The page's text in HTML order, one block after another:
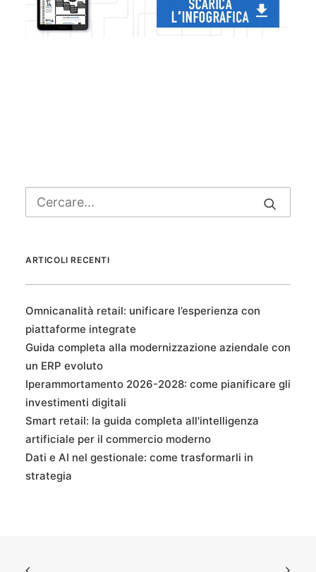
ARTICOLI RECENTI
Omnicanalità retail: unificare l’esperienza con
piattaforme integrate
Guida completa alla modernizzazione aziendale con
un ERP evoluto
Iperammortamento 2026-2028: come pianificare gli
investimenti digitali
Smart retail: la guida completa all'intelligenza
artificiale per il commercio moderno
Dati e AI nel gestionale: come trasformarli in
strategia